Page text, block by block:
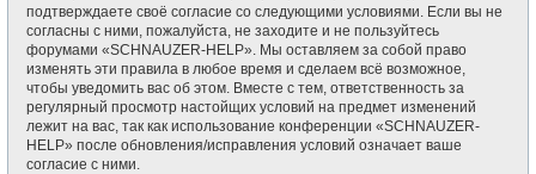
подтверждаете своё согласие со следующими условиями. Если вы не
согласны с ними, пожалуйста, не заходите и не пользуйтесь
форумами «SCHNAUZER-HELP». Мы оставляем за собой право
изменять эти правила в любое время и сделаем всё возможное,
чтобы уведомить вас об этом. Вместе с тем, ответственность за
регулярный просмотр настойщих условий на предмет изменений
лежит на вас, так как использование конференции «SCHNAUZER-
HELP» после обновления/исправления условий означает ваше
согласие с ними.